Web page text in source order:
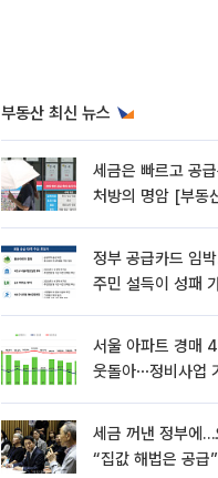
부동산 최신 뉴스
세금은 빠르고 공
처방의 명암 [부동
정부 공급카드 임
주민 설득이 성패
서울 아파트 경매
웃돌아⋯정비사업
세금 꺼낸 정부에…
“집값 해법은 공급